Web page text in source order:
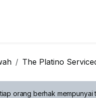
The Platino
orang berhak